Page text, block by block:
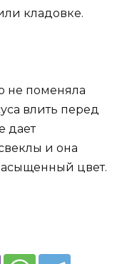
кладовке.
не поменяла
влить перед
дает
и она
цвет.